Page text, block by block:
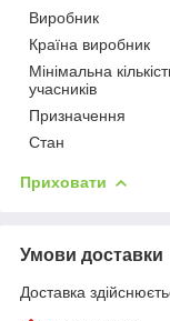
Виробник
Країна виробник
Мінімальна
учасників
Призначення
Стан
Приховати
Умови доставки
Доставка